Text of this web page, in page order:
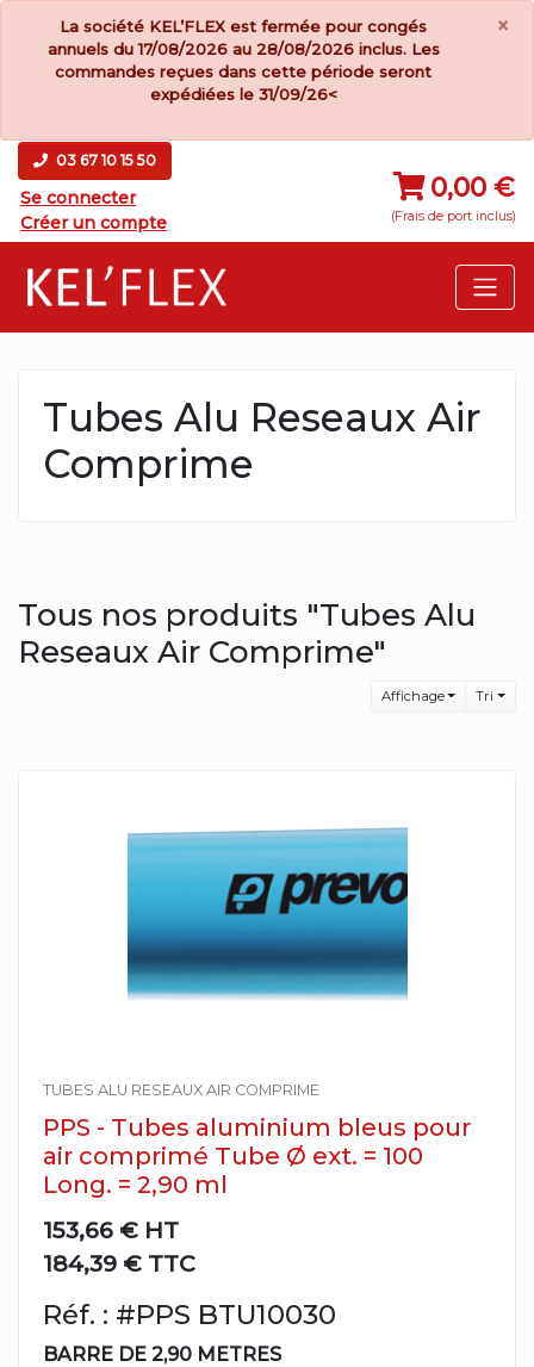
La société KEL’FLEX est fermée pour congés
annuels du 17/08/2026 au 28/08/2026 inclus. Les
commandes reçues dans cette période seront
expédiées le 31/09/26<
×
03 67 10 15 50
Se connecter
Créer un compte
0,00 €
(Frais de port inclus)
Tubes Alu Reseaux Air
Comprime
Tous nos produits "Tubes Alu
Reseaux Air Comprime"
Affichage Tri
TUBES ALU RESEAUX AIR COMPRIME
PPS - Tubes aluminium bleus pour
air comprimé Tube Ø ext. = 100
Long. = 2,90 ml
153,66 € HT
184,39 € TTC
Réf. : #PPS BTU10030
BARRE DE 2,90 METRES